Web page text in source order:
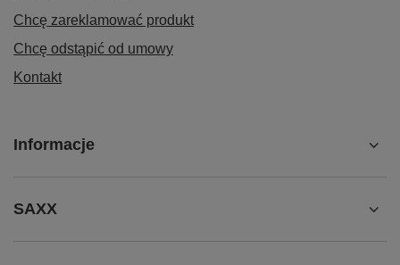
Chcę zareklamować produkt
Chcę odstąpić od umowy
Kontakt
Informacje
SAXX